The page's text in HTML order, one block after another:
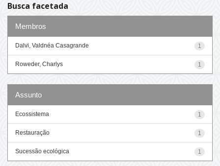
Busca facetada
Membros
1
Dalvi, Valdnéa Casagrande
1
Roweder, Charlys
Assunto
1
Ecossistema
1
Restauração
1
Sucessão ecológica